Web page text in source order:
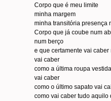
Corpo que é meu limite
minha margem
minha transitória presença
Corpo que já coube num
num berço
e que certamente vai caber
vai caber
como a última roupa
vai caber
como o último sapato vai
como vai caber tudo aquilo